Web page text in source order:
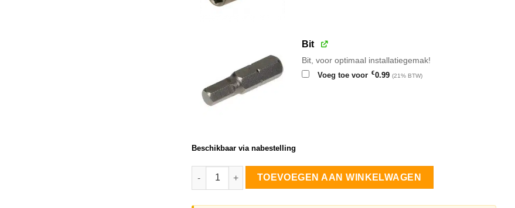
Bit
Bit, voor optimaal installatiegemak!
Voeg toe voor €0.99 (21% BTW)
Beschikbaar via nabestelling
Solarstell Connect plat dak OW Portrait 1 rij 14 zonnepanelen aantal
TOEVOEGEN AAN WINKELWAGEN